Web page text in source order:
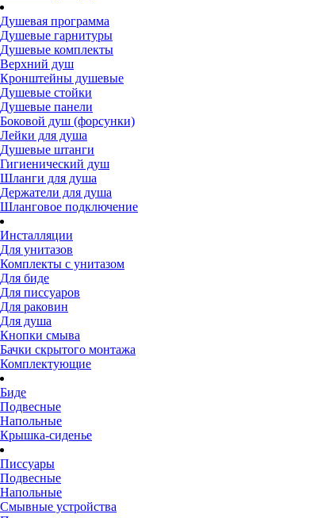
Душевая программа
Душевые гарнитуры
Душевые комплекты
Верхний душ
Кронштейны душевые
Душевые стойки
Душевые панели
Боковой душ (форсунки)
Лейки для душа
Душевые штанги
Гигиенический душ
Шланги для душа
Держатели для душа
Шланговое подключение
Инсталляции
Для унитазов
Комплекты с унитазом
Для биде
Для писсуаров
Для раковин
Для душа
Кнопки смыва
Бачки скрытого монтажа
Комплектующие
Биде
Подвесные
Напольные
Крышка-сиденье
Писсуары
Подвесные
Напольные
Смывные устройства